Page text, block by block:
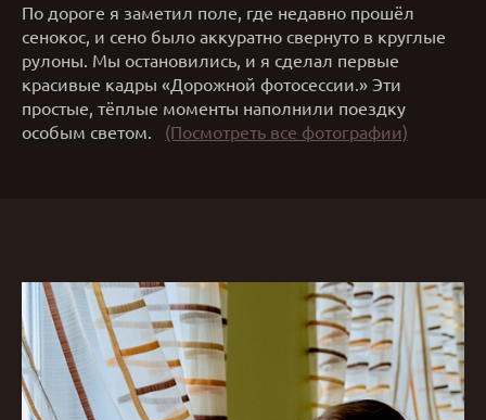
По дороге я заметил поле, где недавно прошёл
сенокос, и сено было аккуратно свернуто в круглые
рулоны. Мы остановились, и я сделал первые
красивые кадры «Дорожной фотосессии.» Эти
простые, тёплые моменты наполнили поездку
особым светом. (Посмотреть все фотографии)